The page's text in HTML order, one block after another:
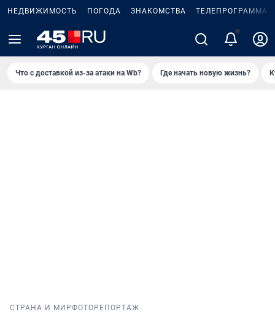
НЕДВИЖИМОСТЬ ПОГОДА ЗНАКОМСТВА ТЕЛЕПРОГРАММА
Что с доставкой из-за атаки на Wb? Где начать новую жизнь?
СТРАНА И МИРФОТОРЕПОРТАЖ